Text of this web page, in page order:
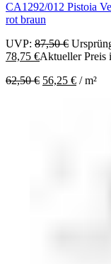
CA1292/012 Pistoia
rot braun
UVP: 87,50€
78,75 €Aktueller Preis
62,50€ 56,25 € /m²